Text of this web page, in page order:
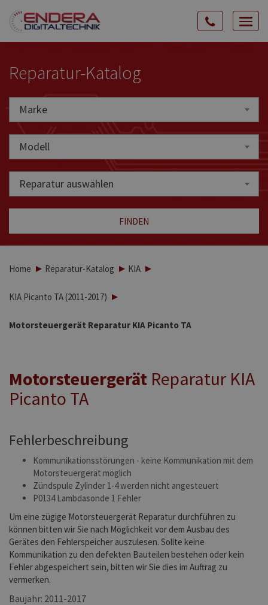
Reparatur-Katalog
MarkeMarke
Modell
Reparatur auswählen
FINDEN
Home Reparatur-Katalog KIA
KIA Picanto TA (2011-2017)
Motorsteuergerät Reparatur KIA Picanto TA
Motorsteuergerät Reparatur KIA
Picanto TA
Fehlerbeschreibung
Kommunikationsstörungen - keine Kommunikation mit dem
Motorsteuergerät möglich
Zündspule Zylinder 1-4 werden nicht angesteuert
P0134 Lambdasonde 1 Fehler
Um eine zügige Motorsteuergerät Reparatur durchführen zu
können bitten wir Sie nach Möglichkeit vor dem Ausbau des
Gerätes den Fehlerspeicher auszulesen. Sollte keine
Kommunikation zu den defekten Bauteilen bestehen oder kein
Fehler abgespeichert sein, bitten wir Sie dies im Auftrag zu
vermerken.
Baujahr: 2011-2017